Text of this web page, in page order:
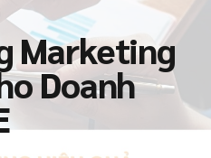
Marketing
Doanh